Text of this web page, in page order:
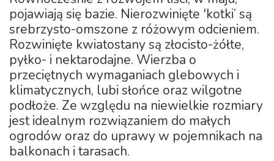
pojawiają się bazie. Nierozwinięte 'kotki’ są
srebrzysto-omszone z różowym odcieniem.
Rozwinięte kwiatostany są złocisto-żółte,
pyłko- i nektarodajne. Wierzba o
przeciętnych wymaganiach glebowych i
klimatycznych, lubi słońce oraz wilgotne
podłoże. Ze względu na niewielkie rozmiary
jest idealnym rozwiązaniem do małych
ogrodów oraz do uprawy w pojemnikach na
balkonach i tarasach.